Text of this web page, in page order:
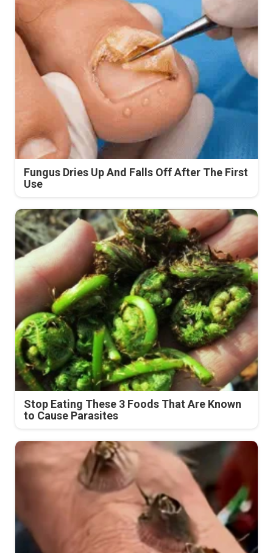
Fungus Dries Up And Falls Off After The First
Use
Stop Eating These 3 Foods That Are Known
to Cause Parasites